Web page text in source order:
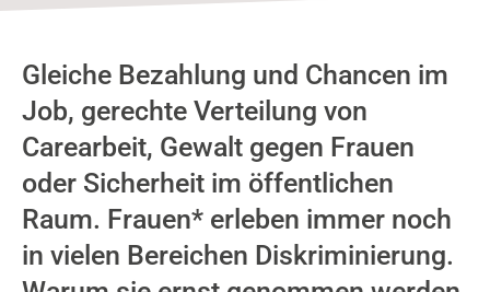
Gleiche Bezahlung und Chancen im
Job, gerechte Verteilung von
Carearbeit, Gewalt gegen Frauen
oder Sicherheit im öffentlichen
Raum. Frauen* erleben immer noch
in vielen Bereichen Diskriminierung.